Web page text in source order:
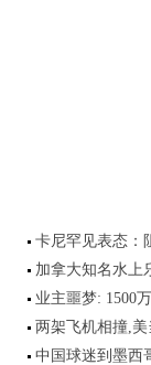
卡尼罕见表态：
加拿大知名水上
业主噩梦: 1500
两架飞机相撞,
中国球迷到墨西